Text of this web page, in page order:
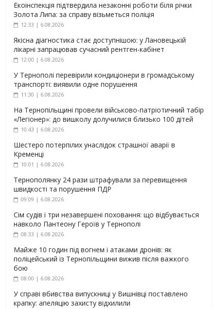
Екоінспекція підтвердила незаконні роботи біля річки
Золота Липа: за справу візьметься поліція
12:33 | 6.08.2026
Якісна діагностика стає доступнішою: у Лановецькій
лікарні запрацював сучасний рентген-кабінет
12:00 | 6.08.2026
У Тернополі перевірили кондиціонери в громадському
транспорті: виявили одне порушення
11:30 | 6.08.2026
На Тернопільщині провели військово-патріотичний табір
«Легіонер»: до вишколу долучилися близько 100 дітей
10:43 | 6.08.2026
Шестеро потерпілих унаслідок страшної аварії в
Кременці
10:01 | 6.08.2026
Тернополянку 24 рази штрафували за перевищення
швидкості та порушення ПДР
09:09 | 6.08.2026
Сім судів і три незавершені поховання: що відбувається
навколо Пантеону Героїв у Тернополі
08:33 | 6.08.2026
Майже 10 годин під вогнем і атаками дронів: як
поліцейський із Тернопільщини вижив після важкого
бою
08:00 | 6.08.2026
У справі вбивства випускниці у Вишнівці поставлено
крапку: апеляцію захисту відхилили